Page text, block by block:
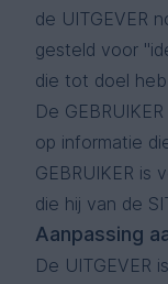
de UITGEVER
gesteld voor
die tot doel
De
op informatie
GEBRUIKER is
die hij van de
Aanpassing
De UITGEVER